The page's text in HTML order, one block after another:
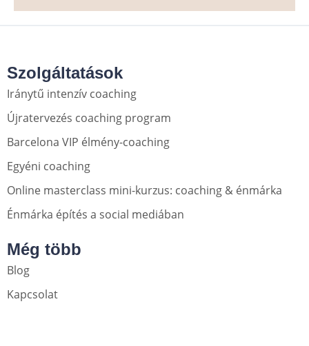
Szolgáltatások
Iránytű intenzív coaching
Újratervezés coaching program
Barcelona VIP élmény-coaching
Egyéni coaching
Online masterclass mini-kurzus: coaching & énmárka
Énmárka építés a social mediában
Még több
Blog
Kapcsolat